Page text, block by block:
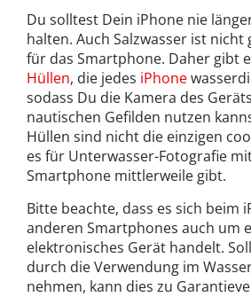
Du solltest Dein iPhone nie
halten. Auch Salzwasser ist
für das Smartphone. Daher gibt
Hüllen, die jedes iPhone
sodass Du die Kamera des
nautischen Gefilden nutzen
Hüllen sind nicht die einzigen
es für Unterwasser-Fotografie
Smartphone mittlerweile gibt.
Bitte beachte, dass es sich beim
anderen Smartphones auch um
elektronisches Gerät handelt.
durch die Verwendung im
nehmen, kann dies zu